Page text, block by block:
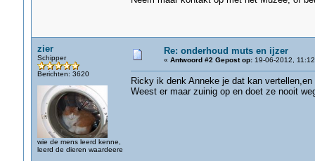
zier
Schipper
Berichten: 3620
wie de mens leerd kenne,
leerd de dieren waardeere
Re: onderhoud muts en ijzer
« Antwoord #2 Gepost op:19-06-2012,
Ricky ik denk Anneke je dat kan
Weest er maar zuinig op en doet ze nooit